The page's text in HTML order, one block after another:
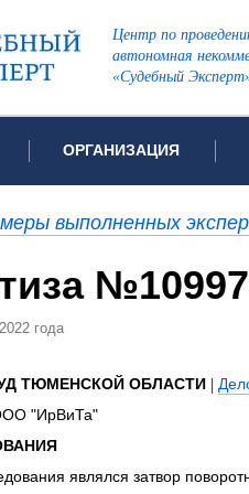
Центр по
автономная
«Судебный
ОРГАНИЗАЦИЯ
Об организации
Рекомендации
Вакансии
Политика
Список всех
Инженерно-
Пожарно-
выполненных
года
ТЮМЕНСКОЙ ОБЛАСТИ |
"ИрВиТа"
являлся затвор